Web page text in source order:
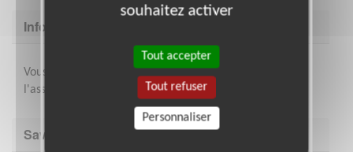
Informations complémentaires
Vous bénéficierez d'une formation en ligne par
l'association avant de démarrer la mission.
Savoir être & compétences
souhaitez activer
Tout accepter
Tout refuser
Personnaliser